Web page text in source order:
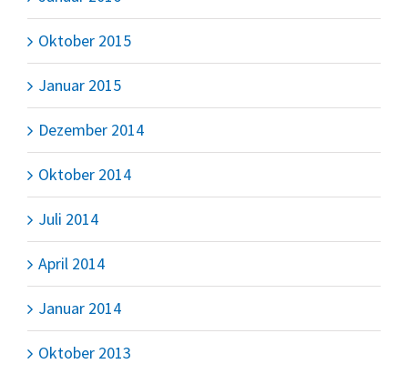
Oktober 2015
Januar 2015
Dezember 2014
Oktober 2014
Juli 2014
April 2014
Januar 2014
Oktober 2013